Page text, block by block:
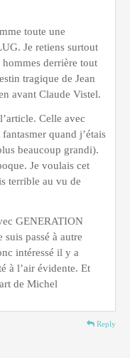
toute une
Je retiens surtout
derrière tout
tragique de Jean
avant Claude Vistel.
Celle avec
quand j’étais
beaucoup grandi).
Je voulais cet
terrible au vu de
GENERATION
passé à autre
intéressé il y a
à l’air évidente. Et
de Michel
Reply